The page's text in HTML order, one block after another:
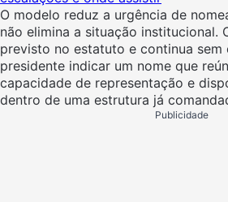
O modelo reduz a urgência de
não elimina a situação institucional.
previsto no estatuto e continua sem
presidente indicar um nome que
capacidade de representação e
dentro de uma estrutura já
Publicidade